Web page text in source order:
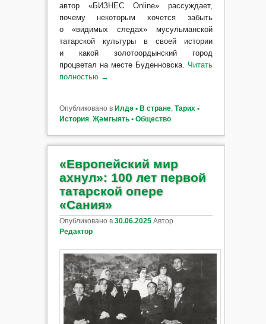
автор «БИЗНЕС Online» рассуждает,
почему некоторым хочется забыть
о «видимых следах» мусульманской
татарской культуры в своей истории
и какой золотоордынский город
процветал на месте Буденновска. Читать
полностью →
Опубликовано в Илдә ▪ В стране, Тарих ▪
История, Җәмгыять ▪ Общество
«Европейский мир
ахнул»: 100 лет первой
татарской опере
«Сания»
Опубликовано в 30.06.2025 Автор
Редактор